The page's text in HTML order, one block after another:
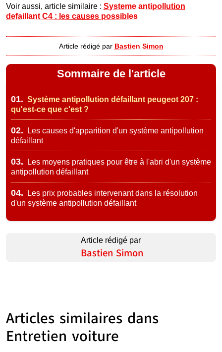
Voir aussi, article similaire : Systeme antipollution
defaillant C4 : les causes possibles
Article rédigé par Bastien Simon
Sommaire de l'article
01. Système antipollution défaillant peugeot 207 :
qu'est-ce que c'est ?
02.
Les causes d'apparition d'un système antipollution
défaillant
03.
Les moyens pratiques pour être à l'abri d'un système
antipollution défaillant
04.
Les prix probables intervenant dans la résolution
d'un système antipollution défaillant
Article rédigé par
Bastien Simon
Articles similaires dans
Entretien voiture